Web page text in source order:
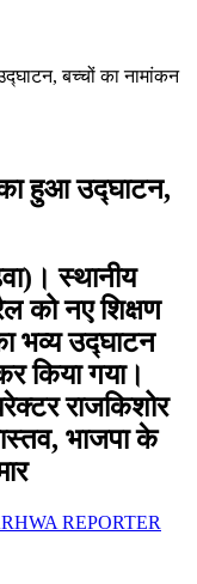
बच्चों का नामांकन
का हुआ उद्घाटन,
स्थानीय
को नए शिक्षण
भव्य उद्घाटन
किया गया।
राजकिशोर
भाजपा के
REPORTER